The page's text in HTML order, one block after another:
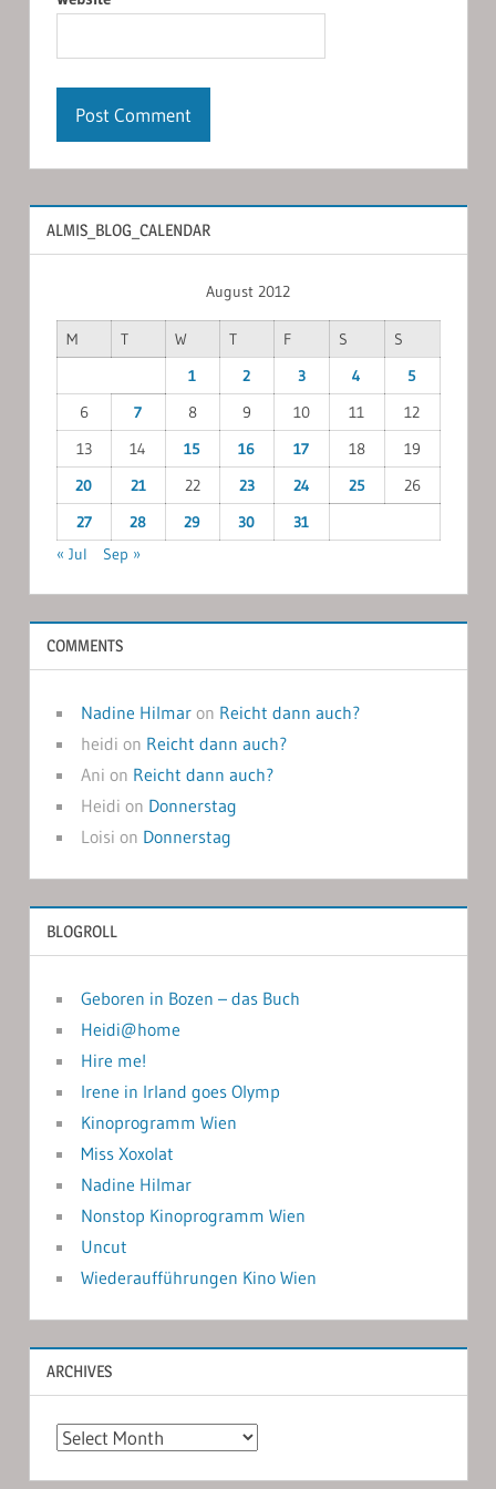
ALMIS_BLOG_CALENDAR
August 2012
M T W T F S
S
1
2 3 4
5
6
7 8 9 10 11
12
13
14 15 16 17 18
19
20
21 22 23 24 25
26
27
28 29 30
31
« Jul
Sep »
COMMENTS
Nadine Hilmaron Reicht dann auch?
heidi on Reicht dann auch?
Ani on Reicht dann auch?
Heidi on Donnerstag
Loisi on Donnerstag
BLOGROLL
Geboren in Bozen – das Buch
Heidi@home
Hire me!
Irene in Irland goes Olymp
Kinoprogramm Wien
Miss Xoxolat
Nadine Hilmar
Nonstop Kinoprogramm Wien
Uncut
Wiederaufführungen Kino Wien
ARCHIVES
Archives